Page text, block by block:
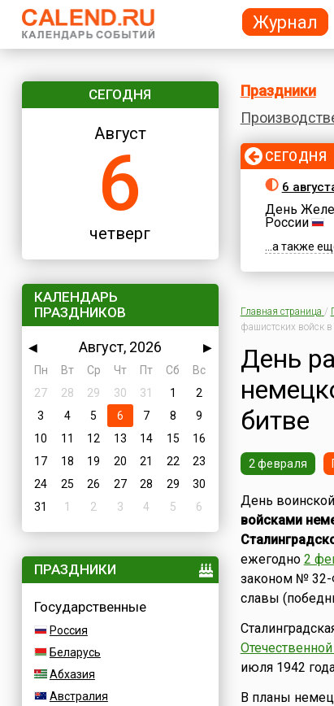
СЕГОДНЯ
Август
6
четверг
КАЛЕНДАРЬ
ПРАЗДНИКОВ
◀ Август, 2026
▶
Пн
Вт Ср Чт Пт Сб
Вс
27
28 29 30 31 1
2
3
4 5 6 7 8
9
10
11 12 13 14 15
16
17
18 19 20 21 22
23
24
25 26 27 28 29
30
31
1 2 3 4 5 6
ПРАЗДНИКИ
Государственные
Россия
Беларусь
Абхазия
Австралия
Праздники
СЕГОДНЯ
6
День
России
...а также
Главная страница /
фашистских войск в
День
битве
2 февраля
День
войсками
ежегодно 2
законом № 32-
славы
июля 1942
В планы
Журнал